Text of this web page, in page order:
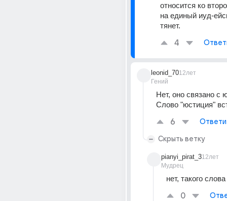
относится ко
на единый иуд-
тянет.
4
leonid_70
Гений
12лет
Нет, оно связано с
Слово "юстиция"
6
Скрыть ветку
pianyi_pirat_3
Мудрец
12лет
нет, такого
0